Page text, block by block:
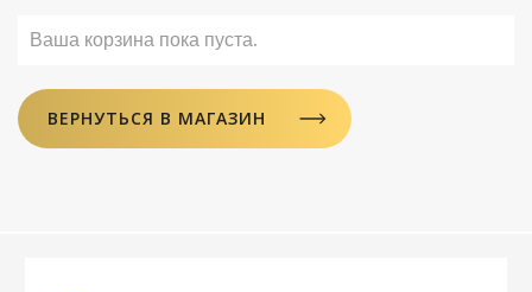
Ваша корзина пока пуста.
ВЕРНУТЬСЯ В МАГАЗИН